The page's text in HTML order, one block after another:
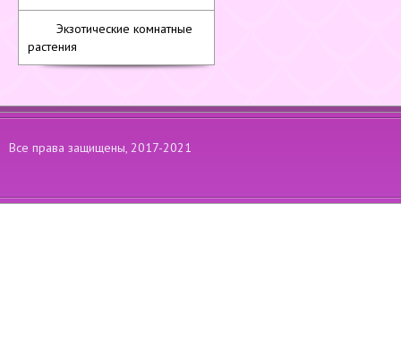
Экзотические комнатные
растения
Все права защищены, 2017-2021